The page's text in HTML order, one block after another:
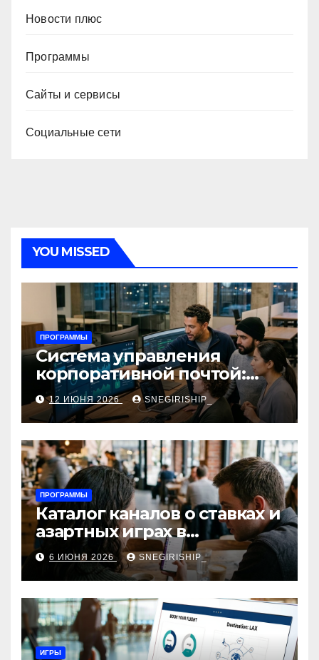
Новости плюс
Программы
Сайты и сервисы
Социальные сети
YOU MISSED
ПРОГРАММЫ
Система управления
корпоративной почтой:
функции, безопасность и
интеграция
12 ИЮНЯ 2026 SNEGIRISHIP_
ПРОГРАММЫ
Каталог каналов о ставках и
азартных играх в
мессенджерах
6 ИЮНЯ 2026 SNEGIRISHIP_
ИГРЫ